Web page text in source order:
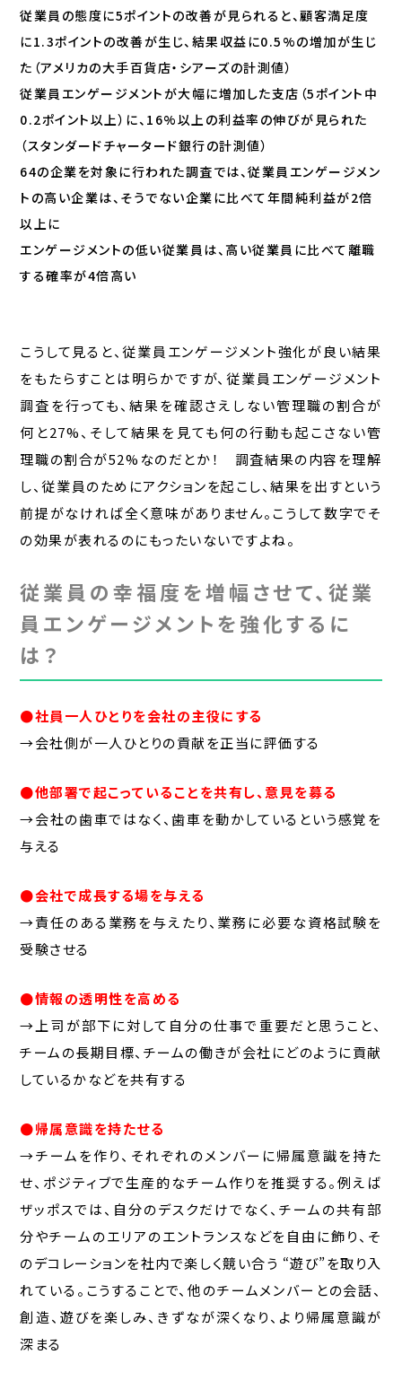
従業員の態度に5ポイントの改善が見られると、顧客満足度
に1.3ポイントの改善が生じ、結果収益に0.5%の増加が生じ
た（アメリカの大手百貨店・シアーズの計測値）
従業員エンゲージメントが大幅に増加した支店（5ポイント中
0.2ポイント以上）に、16%以上の利益率の伸びが見られた
（スタンダードチャータード銀行の計測値）
64の企業を対象に行われた調査では、従業員エンゲージメン
トの高い企業は、そうでない企業に比べて年間純利益が2倍
以上に
エンゲージメントの低い従業員は、高い従業員に比べて離職
する確率が4倍高い
こうして見ると、従業員エンゲージメント強化が良い結果
をもたらすことは明らかですが、従業員エンゲージメント
調査を行っても、結果を確認さえしない管理職の割合が
何と27%、そして結果を見ても何の行動も起こさない管
理職の割合が52%なのだとか！ 調査結果の内容を理解
し、従業員のためにアクションを起こし、結果を出すという
前提がなければ全く意味がありません。こうして数字でそ
の効果が表れるのにもったいないですよね。
従業員の幸福度を増幅させて、従業
員エンゲージメントを強化するに
は？
●社員一人ひとりを会社の主役にする
→会社側が一人ひとりの貢献を正当に評価する
●他部署で起こっていることを共有し、意見を募る
→会社の歯車ではなく、歯車を動かしているという感覚を
与える
●会社で成長する場を与える
→責任のある業務を与えたり、業務に必要な資格試験を
受験させる
●情報の透明性を高める
→上司が部下に対して自分の仕事で重要だと思うこと、
チームの長期目標、チームの働きが会社にどのように貢献
しているかなどを共有する
●帰属意識を持たせる
→チームを作り、それぞれのメンバーに帰属意識を持た
せ、ポジティブで生産的なチーム作りを推奨する。例えば
ザッポスでは、自分のデスクだけでなく、チームの共有部
分やチームのエリアのエントランスなどを自由に飾り、そ
のデコレーションを社内で楽しく競い合う “遊び”を取り入
れている。こうすることで、他のチームメンバーとの会話、
創造、遊びを楽しみ、きずなが深くなり、より帰属意識が
深まる